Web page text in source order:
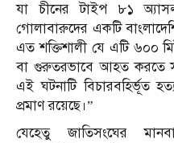
যা চীনের টাইপ ৮১
গোলাবারুদের একটি
এত শক্তিশালী যে এটি ৬০০
বা গুরুতরভাবে আহত করতে
এই ঘটনাটি বিচারবহির্ভূত
প্রমাণ রয়েছে।”
যেহেতুজাতিসংঘের